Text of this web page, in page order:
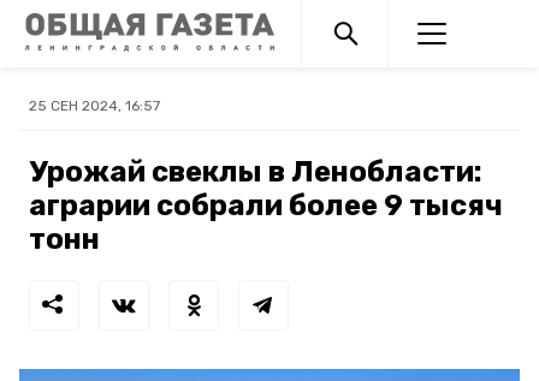
25 СЕН 2024, 16:57
Урожай свеклы в Ленобласти:
аграрии собрали более 9 тысяч
тонн